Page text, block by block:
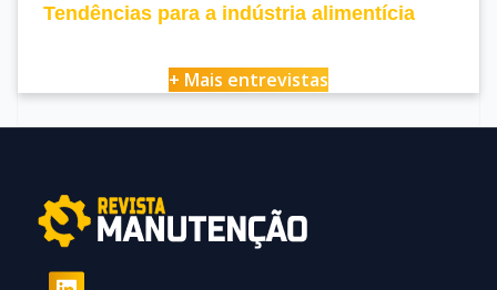
Tendências para a indústria alimentícia
+ Mais entrevistas